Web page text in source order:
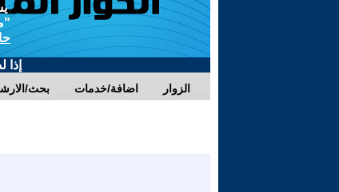
بحث/ اضافة/خدمات الزوار